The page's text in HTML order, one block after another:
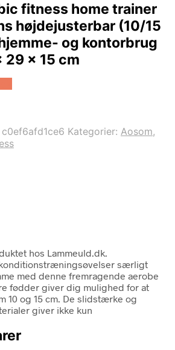
fitness home trainer
højdejusterbar (10/15
og kontorbrug
x 15 cm
c0ef6afd1ce6 Kategorier: Aosom,
hos Lammeuld.dk.
særligt
med denne fremragende aerobe
fødder giver dig mulighed for at
10 og 15 cm. De slidstærke og
giver ikke kun